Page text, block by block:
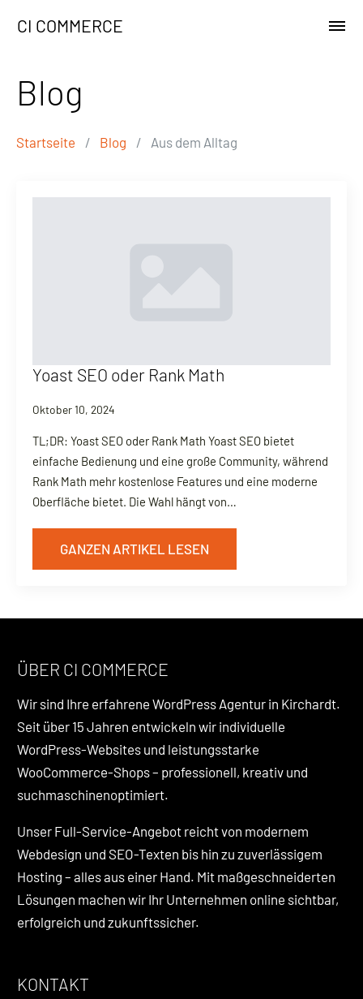
CI COMMERCE
Blog
Startseite / Blog / Aus dem Alltag
Yoast SEO oder Rank Math
Oktober 10, 2024
TL;DR: Yoast SEO oder Rank Math Yoast SEO bietet
einfache Bedienung und eine große Community, während
Rank Math mehr kostenlose Features und eine moderne
Oberfläche bietet. Die Wahl hängt von…
GANZEN ARTIKEL LESEN
ÜBER CI COMMERCE
Wir sind Ihre erfahrene WordPress Agentur in Kirchardt.
Seit über 15 Jahren entwickeln wir individuelle
WordPress-Websites und leistungsstarke
WooCommerce-Shops – professionell, kreativ und
suchmaschinenoptimiert.
Unser Full-Service-Angebot reicht von modernem
Webdesign und SEO-Texten bis hin zu zuverlässigem
Hosting – alles aus einer Hand. Mit maßgeschneiderten
Lösungen machen wir Ihr Unternehmen online sichtbar,
erfolgreich und zukunftssicher.
KONTAKT